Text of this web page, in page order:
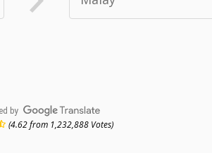
by
(4.62 from 1,232,888 Votes)